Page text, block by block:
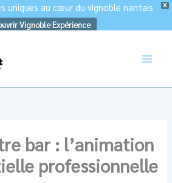
X
uniques au cœur du vignoble nantais
Vignoble Expérience
bar : l’animation
professionnelle